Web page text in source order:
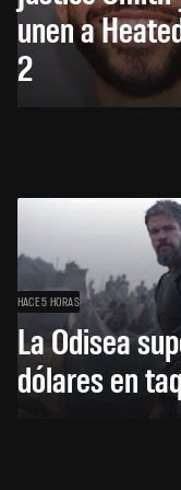
unen a
2
HACE 5 HORAS
La Odisea
dólares en